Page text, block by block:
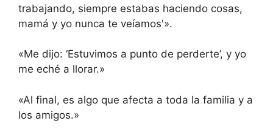
trabajando, siempre estabas haciendo cosas,
mamá y yo nunca te veíamos'».
«Me dijo: ‘Estuvimos a punto de perderte’, y yo
me eché a llorar.»
«Al final, es algo que afecta a toda la familia y a
los amigos.»